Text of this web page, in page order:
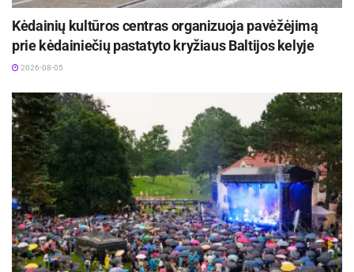
Kėdainių kultūros centras organizuoja pavėžėjimą
prie kėdainiečių pastatyto kryžiaus Baltijos kelyje
2026-08-05